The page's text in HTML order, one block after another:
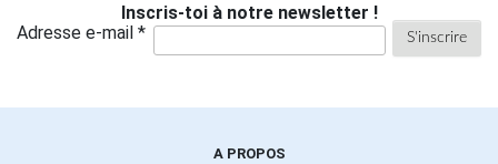
Inscris-toi à notre newsletter !
Adresse e-mail *
A PROPOS